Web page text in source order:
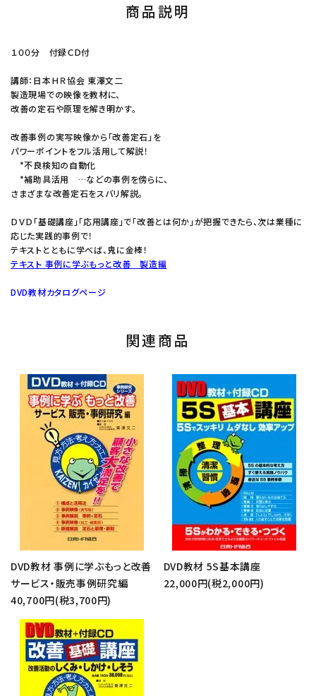
商品説明
１００分 付録ＣＤ付
講師：日本ＨＲ協会 東澤文二
製造現場での映像を教材に、
改善の定石や原理を解き明かす。
改善事例の実写映像から「改善定石」を
パワーポイントをフル活用して解説！
*不良検知の自動化
*補助具活用 …などの事例を傍らに、
さまざまな改善定石をスバリ解説。
ＤＶＤ「基礎講座」「応用講座」で「改善とは何か」が把握できたら、次は業種に
応じた実践的事例で！
テキストとともに学べば、鬼に金棒！
テキスト 事例に学ぶもっと改善 製造編
DVD教材カタログページ
関連商品
DVD教材 事例に学ぶもっと改善
サービス・販売事例研究編
40,700円(税3,700円)
DVD教材 5S基本講座
22,000円(税2,000円)